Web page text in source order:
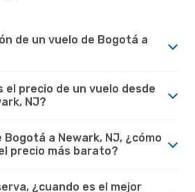
de un vuelo de Bogotá a
el precio de un vuelo desde
NJ?
Bogotá a Newark, NJ, ¿cómo
precio más barato?
¿cuando es el mejor